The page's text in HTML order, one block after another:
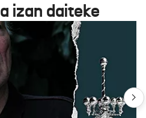
izan daiteke